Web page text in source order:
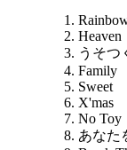
Heaven
うそつ
Family
Sweet
X'mas
No Toy
あなた